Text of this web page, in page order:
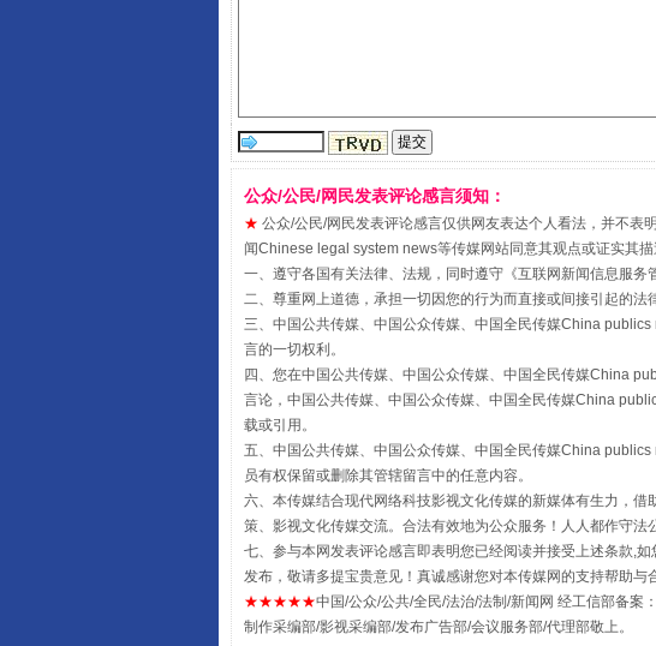
国家大学科技园优化重塑工作
扯下公款旅游的“隐身衣”
公众/公民/网民发表评论感言须知：
★ 公众/公民/网民发表评论感言仅供网友表达个人看法，并不
闻Chinese legal system news等传媒网站同意其观点或证实其
一、遵守各国有关法律、法规，同时遵守《互联网新闻信息服务
二、尊重网上道德，承担一切因您的行为而直接或间接引起的法
三、中国公共传媒、中国公众传媒、中国全民传媒China
言的一切权利。
四、您在中国公共传媒、中国公众传媒、中国全民传媒China
言论，中国公共传媒、中国公众传媒、中国全民传媒China
载或引用。
五、中国公共传媒、中国公众传媒、中国全民传媒China
员有权保留或删除其管辖留言中的任意内容。
六、本传媒结合现代网络科技影视文化传媒的新媒体有生力，
策、影视文化传媒交流。合法有效地为公众服务！人人都作守法
七、参与本网发表评论感言即表明您已经阅读并接受上述条款,
发布，敬请多提宝贵意见！真诚感谢您对本传媒网的支持帮助
★★★★★中国/公众/公共/全民/法治/法制/新闻网 经工信部备
制作采编部/影视采编部/发布广告部/会议服务部/代理部敬上。